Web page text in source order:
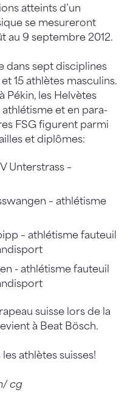
atteints d’un
se mesureront
au 9 septembre 2012.
dans sept disciplines
15 athlètes masculins.
Pékin, les Helvètes
et en para-
FSG figurent parmi
et diplômes:
Unterstrass –
– athlétisme
– athlétisme fauteuil
- athlétisme fauteuil
suisse lors de la
à Beat Bösch.
athlètes suisses!
cg